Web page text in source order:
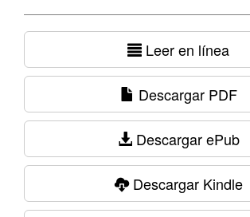
Leer en línea
Descargar PDF
Descargar ePub
Descargar Kindle